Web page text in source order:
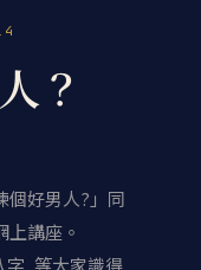
？
個好男人?」同
上講座。
, 等大家識得